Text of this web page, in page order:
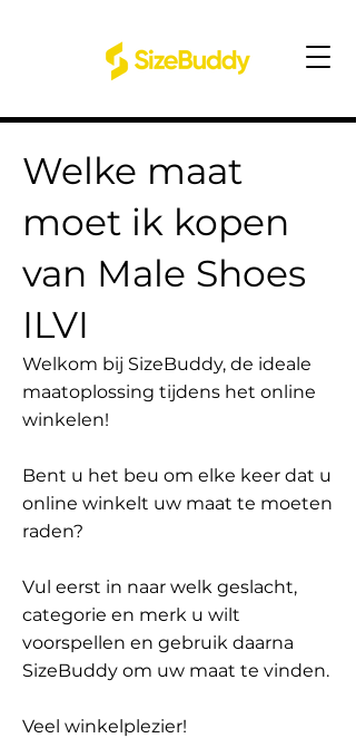
Welke maat
moet ik kopen
van Male Shoes
ILVI
Welkom bij SizeBuddy, de ideale
maatoplossing tijdens het online
winkelen!
Bent u het beu om elke keer dat u
online winkelt uw maat te moeten
raden?
Vul eerst in naar welk geslacht,
categorie en merk u wilt
voorspellen en gebruik daarna
SizeBuddy om uw maat te vinden.
Veel winkelplezier!